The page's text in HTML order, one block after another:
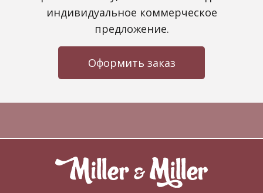
индивидуальное коммерческое
предложение.
Оформить заказ